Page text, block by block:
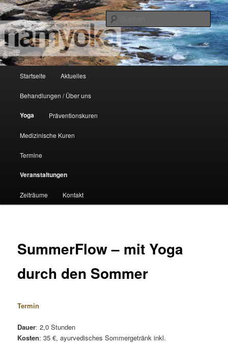
NamYoka
Zentrum auf dem Unteren Dützhof
Zum Inhalt wechseln
Zum sekundären Inhalt wechseln
Startseite Aktuelles
Behandlungen / Über uns
Yoga Präventionskuren
Medizinische Kuren
Termine
Veranstaltungen
Zeiträume Kontakt
SummerFlow – mit Yoga
durch den Sommer
Termin
Dauer: 2,0 Stunden
Kosten: 35 €, ayurvedisches Sommergetränk inkl.